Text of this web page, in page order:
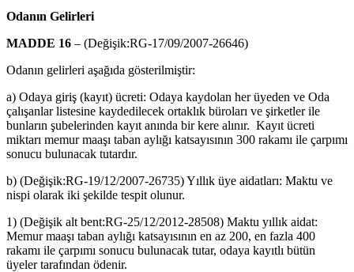
Odanın Gelirleri
MADDE 16 – (Değişik:RG-17/09/2007-26646)
Odanın gelirleri aşağıda gösterilmiştir:
a) Odaya giriş (kayıt) ücreti: Odaya kaydolan her üyeden ve Oda
çalışanlar listesine kaydedilecek ortaklık büroları ve şirketler ile
bunların şubelerinden kayıt anında bir kere alınır. Kayıt ücreti
miktarı memur maaşı taban aylığı katsayısının 300 rakamı ile çarpımı
sonucu bulunacak tutardır.
b) (Değişik:RG-19/12/2007-26735) Yıllık üye aidatları: Maktu ve
nispi olarak iki şekilde tespit olunur.
1) (Değişik alt bent:RG-25/12/2012-28508) Maktu yıllık aidat:
Memur maaşı taban aylığı katsayısının en az 200, en fazla 400
rakamı ile çarpımı sonucu bulunacak tutar, odaya kayıtlı bütün
üyeler tarafından ödenir.